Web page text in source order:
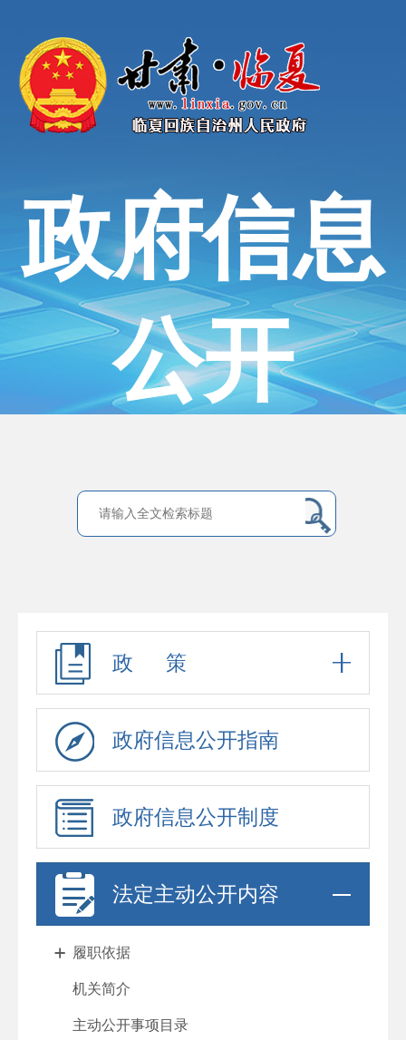
政府信息
公开
政 策
政府信息公开指南
政府信息公开制度
法定主动公开内容
履职依据
机关简介
主动公开事项目录